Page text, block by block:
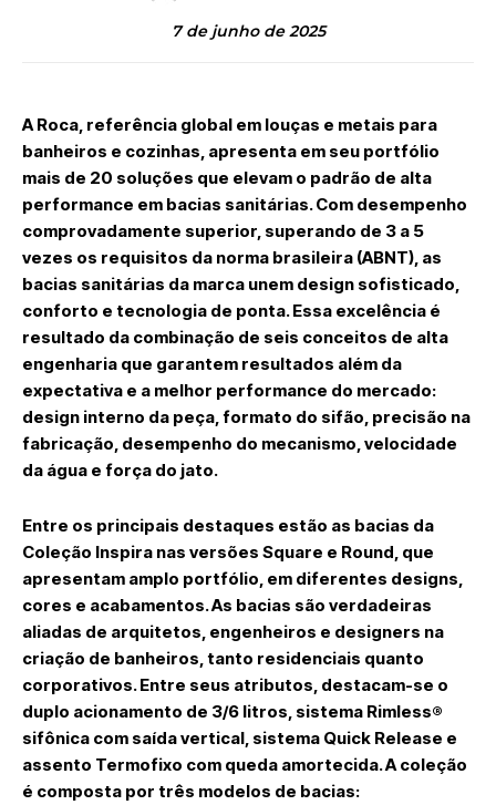
7 de junho de 2025
ARoca, referência global em louças e metais para
banheiros e cozinhas, apresenta em seu portfólio
mais de 20 soluções que elevam o padrão de alta
performance em bacias sanitárias. Com desempenho
comprovadamente superior, superando de 3 a 5
vezes os requisitos da norma brasileira (ABNT), as
bacias sanitárias da marca unem design sofisticado,
conforto e tecnologia de ponta. Essa excelência é
resultado da combinação de seis conceitos de alta
engenharia que garantem resultados além da
expectativa e a melhor performance do mercado:
design interno da peça, formato do sifão, precisão na
fabricação, desempenho do mecanismo, velocidade
da água e força do jato.
Entre os principais destaques estão as bacias da
Coleção Inspira nas versões Square e Round, que
apresentam amplo portfólio, em diferentes designs,
cores e acabamentos. As bacias são verdadeiras
aliadas de arquitetos, engenheiros e designers na
criação de banheiros, tanto residenciais quanto
corporativos. Entre seus atributos, destacam-se o
duplo acionamento de 3/6 litros, sistema Rimless®
sifônica com saída vertical, sistema Quick Release e
assento Termofixo com queda amortecida. A coleção
é composta por três modelos de bacias: